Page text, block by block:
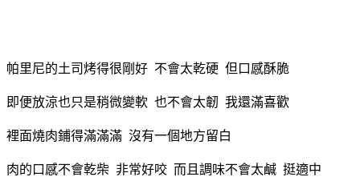
帕里尼的土司烤得很剛好 不會太乾硬 但口感酥脆
即便放涼也只是稍微變軟 也不會太韌 我還滿喜歡
裡面燒肉鋪得滿滿滿 沒有一個地方留白
肉的口感不會乾柴 非常好咬 而且調味不會太鹹 挺適中